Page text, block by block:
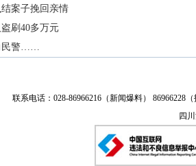
案子挽回亲情
刷40多万元
民警……
联系电话：028-86966216（新闻爆料） 86966228
四